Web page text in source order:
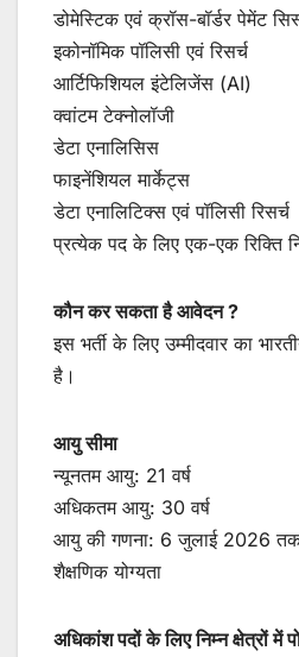
डोमेस्टिक एवं क्रॉस-बॉर्डर पेमेंट
इकोनॉमिक पॉलिसी एवं रिसर्च
आर्टिफिशियल इंटेलिजेंस (AI)
क्वांटम टेक्नोलॉजी
डेटा एनालिसिस
फाइनेंशियल मार्केट्स
डेटा एनालिटिक्स एवं पॉलिसी रिसर्च
प्रत्येक पद के लिए एक-एक रिक्ति
कौन कर सकता है आवेदन ?
इस भर्ती के लिए उम्मीदवार का
है।
आयु सीमा
न्यूनतम आयु: 21 वर्ष
अधिकतम आयु: 30 वर्ष
आयु की गणना: 6 जुलाई 2026
शैक्षणिक योग्यता
अधिकांश पदों के लिए निम्न क्षेत्रों